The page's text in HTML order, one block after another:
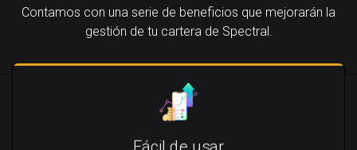
Contamos con una serie de beneficios que mejorarán la
gestión de tu cartera de Spectral.